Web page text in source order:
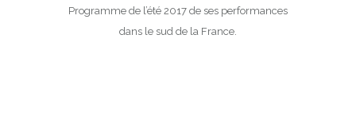
Programme de l’été 2017 de ses performances
dans le sud de la France.